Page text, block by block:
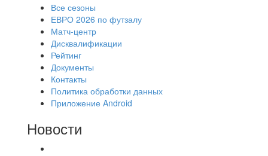
Все сезоны
ЕВРО 2026 по футзалу
Матч-центр
Дисквалификации
Рейтинг
Документы
Контакты
Политика обработки данных
Приложение Android
Новости